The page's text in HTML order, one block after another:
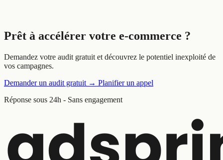
Prêt à accélérer votre e-commerce ?
Demandez votre audit gratuit et découvrez le potentiel inexploité de
vos campagnes.
Demander un audit gratuit → Planifier un appel
Réponse sous 24h - Sans engagement